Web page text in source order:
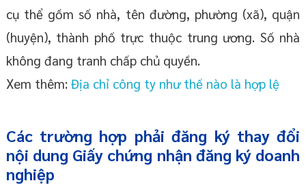
cụ thể gồm số nhà, tên đường, phường (xã), quận
(huyện), thành phố trực thuộc trung ương. Số nhà
không đang tranh chấp chủ quyền.
Xem thêm: Địa chỉ công ty như thế nào là hợp lệ
Các trường hợp phải đăng ký thay đổi
nội dung Giấy chứng nhận đăng ký doanh
nghiệp